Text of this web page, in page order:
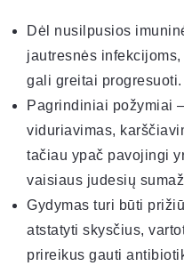
Dėl nusilpusios
jautresnės
gali greitai progresuoti.
Pagrindiniai požymiai
viduriavimas,
tačiau ypač pavojingi
vaisiaus judesių
Gydymas turi būti
atstatyti skysčius,
prireikus gauti